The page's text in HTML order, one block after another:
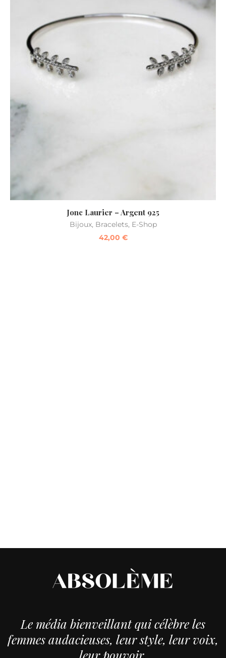
Jonc Laurier – Argent 925
Bijoux, Bracelets, E-Shop
42,00 €
Le média bienveillant qui célèbre les
femmes audacieuses, leur style, leur voix,